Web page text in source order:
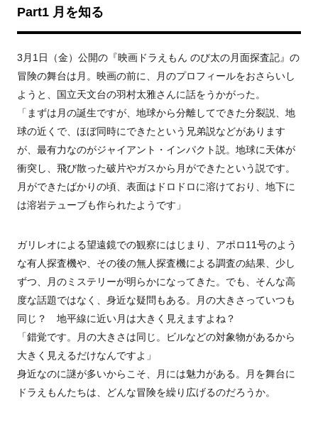
Part1 月を知る
3月1日（金）公開の『映画ドラえもん のび太の月面探査記』の
冒険の舞台は月。映画の前に、月のプロフィールをおさらいし
ようと、国立天文台の羽村太雅さんに話をうかがった。
「まずは月の誕生ですが、地球から分離してできた分裂説、地
球の近くで、ほぼ同時にできたという兄弟説などがあります
が、最有力なのがジャイアント・インパクト説。地球に天体が
衝突し、飛び散った破片やガスから月ができたという説です。
月ができたばかりの頃、表面はドロドロに溶けており、地下に
は溶岩テューブも作られたようです」
ガリレオによる望遠鏡での観察にはじまり、アポロ11号のよう
な有人探査機や、その後の無人探査機による調査の結果、少し
ずつ、月のミステリーが明らかになってきた。でも、そんな高
度な話題ではなく、身近な疑問もある。月の大きさっていつも
同じ？ 地平線に近い月は大きく見えますよね？
「錯覚です。月の大きさは同じ。ビルなどの対象物があるから
大きく見えるだけなんですよ」
身近なのに謎が多いからこそ、月には魅力がある。月を舞台に
ドラえもんたちは、どんな冒険を繰り広げるのだろうか。